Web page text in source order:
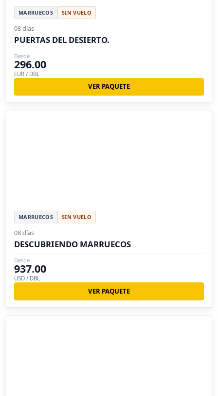
MARRUECOS SIN VUELO
08 días
PUERTAS DEL DESIERTO.
Desde
296.00
EUR / DBL
VER PAQUETE
MARRUECOS SIN VUELO
08 días
DESCUBRIENDO MARRUECOS
Desde
937.00
USD / DBL
VER PAQUETE